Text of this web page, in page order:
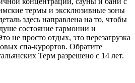
термы и эксклюзивные зоны
здесь направлена на то, чтобы
состояние гармонии и
не просто отдых, это перезагрузка
спа-курортов. Обратите
Терм разрешено с 14 лет.